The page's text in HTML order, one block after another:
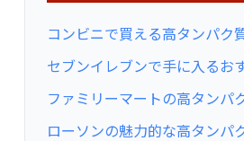
コンビニで買える高タンパク
セブンイレブンで手に入るお
ファミリーマートの高タンパ
ローソンの魅力的な高タンパ